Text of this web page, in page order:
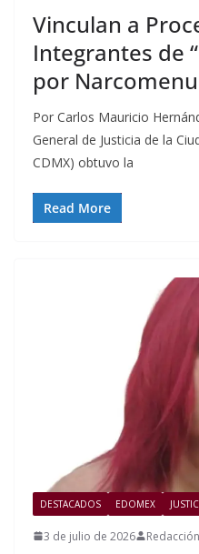
Vinculan a
Integrantes de
por
Por Carlos Mauricio
General de Justicia de la
CDMX) obtuvo la
Read More
DESTACADOS EDOMEX
3 de julio de 2026